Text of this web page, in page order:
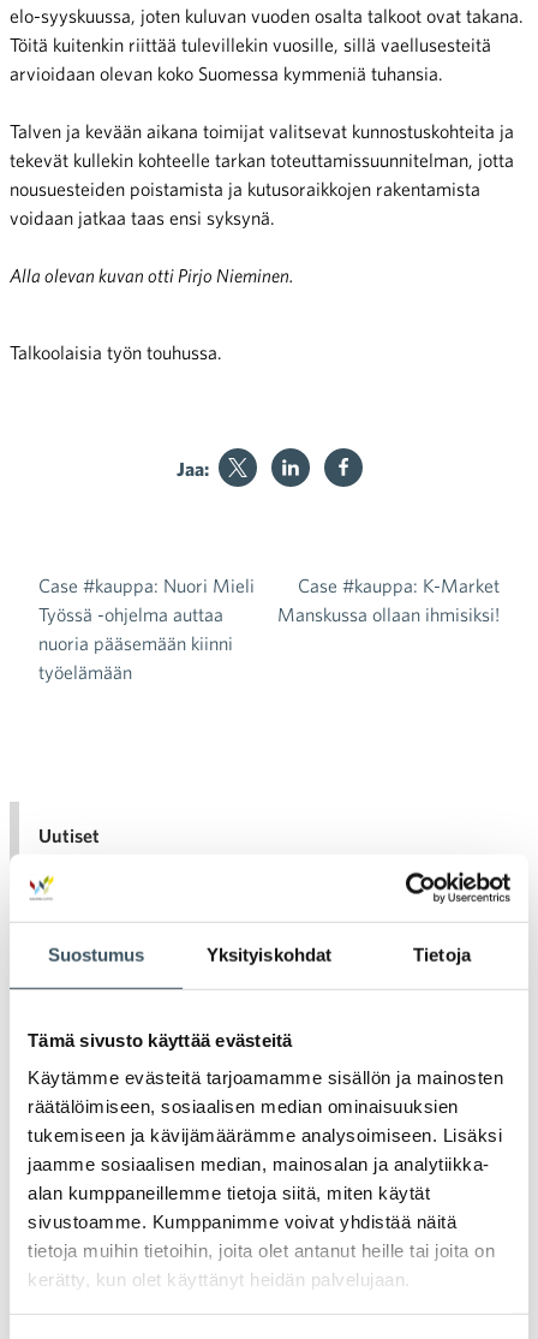
Suostumus Yksityiskohdat Tietoja
Tämä sivusto käyttää evästeitä
Käytämme evästeitä tarjoamamme sisällön ja mainosten
räätälöimiseen, sosiaalisen median ominaisuuksien
tukemiseen ja kävijämäärämme analysoimiseen. Lisäksi
jaamme sosiaalisen median, mainosalan ja analytiikka-
alan kumppaneillemme tietoja siitä, miten käytät
sivustoamme. Kumppanimme voivat yhdistää näitä
tietoja muihin tietoihin, joita olet antanut heille tai joita on
kerätty, kun olet käyttänyt heidän palvelujaan.
elo-syyskuussa, joten kuluvan vuoden osalta talkoot ovat takana.
Töitä kuitenkin riittää tulevillekin vuosille, sillä vaellusesteitä
arvioidaan olevan koko Suomessa kymmeniä tuhansia.
Talven ja kevään aikana toimijat valitsevat kunnostuskohteita ja
tekevät kullekin kohteelle tarkan toteuttamissuunnitelman, jotta
nousuesteiden poistamista ja kutusoraikkojen rakentamista
voidaan jatkaa taas ensi syksynä.
Alla olevan kuvan otti Pirjo Nieminen.
Talkoolaisia työn touhussa.
Jaa:
Artikkelien selaus
Case #kauppa: Nuori Mieli
Työssä -ohjelma auttaa
nuoria pääsemään kiinni
työelämään
Case #kauppa: K-Market
Manskussa ollaan ihmisiksi!
Uutiset
Tiedotteet
Lausunnot
Neuvottelumaailma
Häiriötilanteisiin varautuminen
Kannattavakauppa.fi